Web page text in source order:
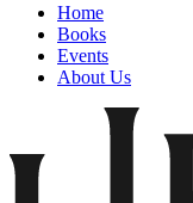
Home
Books
Events
About Us